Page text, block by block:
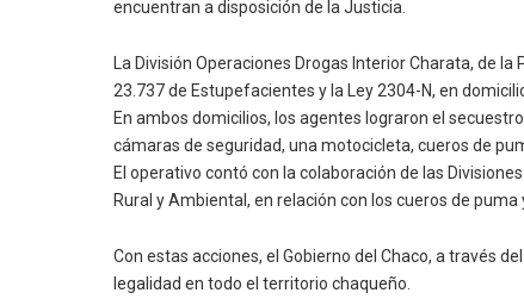
encuentran a disposición de la Justicia.
La División Operaciones Drogas Interior Charata, de
23.737 de Estupefacientes y la Ley 2304-N, en
En ambos domicilios, los agentes lograron el
cámaras de seguridad, una motocicleta, cueros de
El operativo contó con la colaboración de las
Rural y Ambiental, en relación con los cueros de
Con estas acciones, el Gobierno del Chaco, a través
legalidad en todo el territorio chaqueño.